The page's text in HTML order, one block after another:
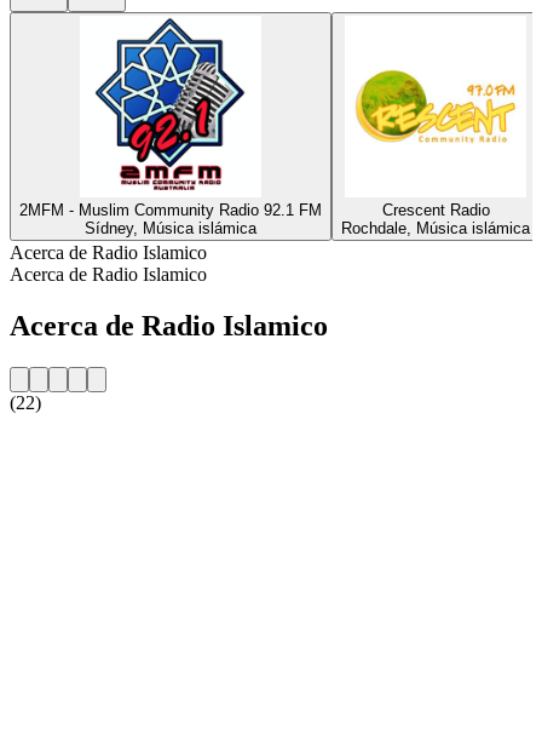
2MFM - Muslim Community Radio 92.1 FM
Sídney, Música islámica
Crescent Radio
Rochdale, Música islámica
Acerca de Radio Islamico
Acerca de Radio Islamico
Acerca de Radio Islamico
(22)